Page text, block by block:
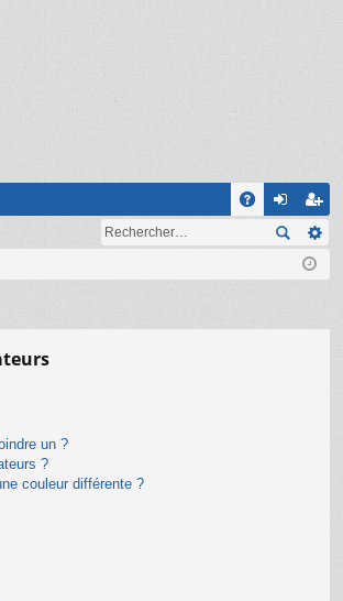
on
on
ns
cri
on
un ?
?
couleur différente ?